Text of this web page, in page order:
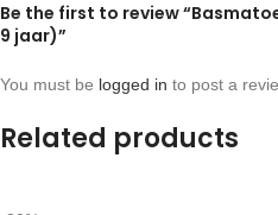
Be the first to review
9 jaar)”
You must be logged in to post a
Related products